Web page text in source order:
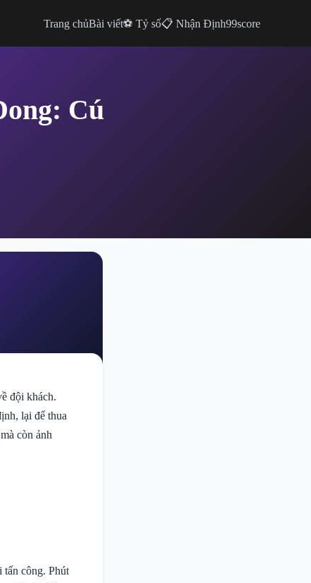
Trang chủBài viết⚽ Tỷ số📋 Nhận Định99score
Cú
đội khách.
lại để thua
còn ảnh
tấn công. Phút